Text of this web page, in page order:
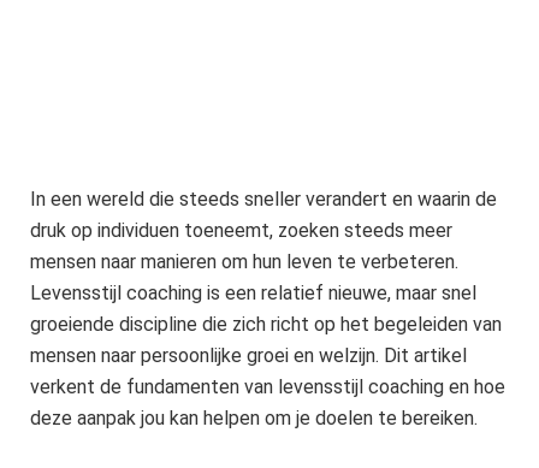
In een wereld die steeds sneller verandert en waarin de
druk op individuen toeneemt, zoeken steeds meer
mensen naar manieren om hun leven te verbeteren.
Levensstijl coaching is een relatief nieuwe, maar snel
groeiende discipline die zich richt op het begeleiden van
mensen naar persoonlijke groei en welzijn. Dit artikel
verkent de fundamenten van levensstijl coaching en hoe
deze aanpak jou kan helpen om je doelen te bereiken.